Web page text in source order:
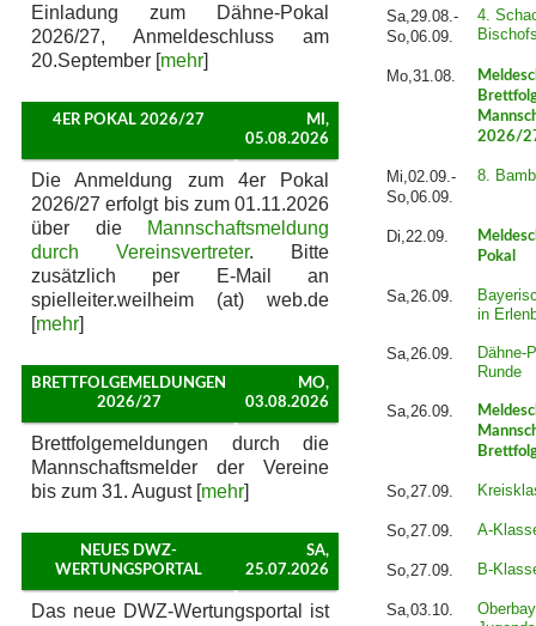
Einladung zum Dähne-Pokal
2026/27, Anmeldeschluss am
20.September [mehr]
4ER POKAL 2026/27
MI,
05.08.2026
Die Anmeldung zum 4er Pokal
2026/27 erfolgt bis zum 01.11.2026
über die
Mannschaftsmeldung
durch Vereinsvertreter. Bitte
zusätzlich per E-Mail an
spielleiter.weilheim (at) web.de
[mehr]
BRETTFOLGEMELDUNGEN
2026/27
MO,
03.08.2026
Brettfolgemeldungen durch die
Mannschaftsmelder der Vereine
bis zum 31. August [mehr]
NEUES DWZ-
WERTUNGSPORTAL
SA,
25.07.2026
Das neue DWZ-Wertungsportal ist
Sa,29.08.-
So,06.09.
4.
Mo,31.08.
2026/
Mi,02.09.-
So,06.09.
8.
Di,22.09.
Pokal
Sa,26.09.
in
Sa,26.09.
Dähne-
Runde
Sa,26.09.
So,27.09.
So,27.09. A-
So,27.09. B-
Sa,03.10.